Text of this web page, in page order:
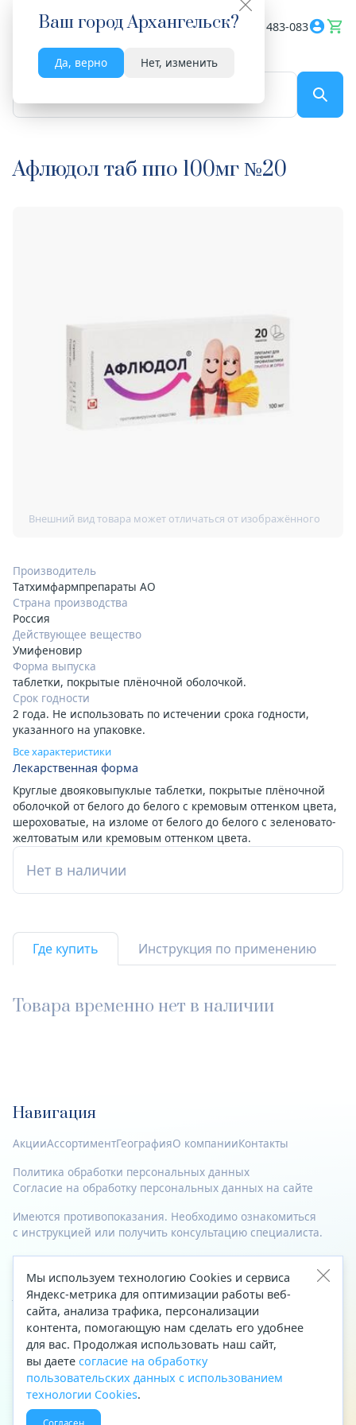
Ваш городАрхангельск?
Да, верно Нет, изменить
Весь сайт 8182 483-083
Афлюдол таб ппо 100мг №20
Производитель
Татхимфармпрепараты АО
Страна производства
Россия
Действующее вещество
Умифеновир
Форма выпуска
таблетки, покрытые плёночной оболочкой.
Срок годности
2 года. Не использовать по истечении срока годности,
указанного на упаковке.
Все характеристики
Лекарственная форма
Круглые двояковыпуклые таблетки, покрытые плёночной
оболочкой от белого до белого с кремовым оттенком цвета,
шероховатые, на изломе от белого до белого с зеленовато-
желтоватым или кремовым оттенком цвета.
Нет в наличии
Где купить Инструкция по применению
Товара временно нет в наличии
Навигация
АкцииАссортиментГеографияО компанииКонтакты
Политика обработки персональных данных
Согласие на обработку персональных данных на сайте
Имеются противопоказания. Необходимо ознакомиться
с инструкцией или получить консультацию специалиста.
© 2023—2026 Все права защищены.
Адрес
Архангельск, ул. Папанина, д. 19 (вход в здание со стороны
автоцентра «Тойота»)
Приемная Генерального директора
Телефон
+7 (8182) 63-60-31
Факс
+7 (8182) 68-66-71
Мы используем технологию Cookies и сервиса
Яндекс-метрика для оптимизации работы веб-
сайта, анализа трафика, персонализации
контента, помогающую нам сделать его удобнее
для вас. Продолжая использовать наш сайт,
вы даете согласие на обработку
пользовательских данных с использованием
технологии Cookies.